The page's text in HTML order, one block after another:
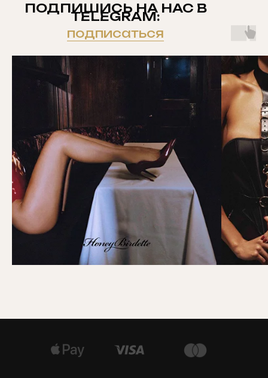
ПОДПИШИСЬ НА НАС В
TELEGRAM:
подписаться